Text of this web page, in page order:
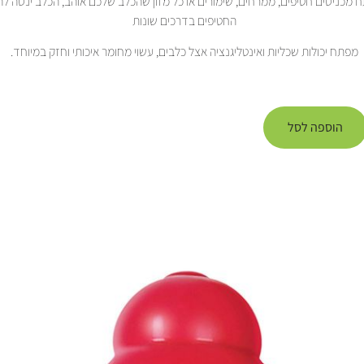
החטיפים בדרכים שונות
מפתח יכולות שכליות ואינטליגנציה אצל כלבים, עשוי מחומר איכותי וחזק במיוחד.
הוספה לסל